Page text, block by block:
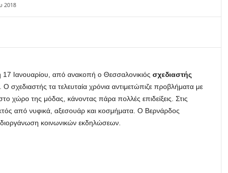
2018
Ιανουαρίου, από ανακοπή ο Θεσσαλονικιός σχεδιαστής
Ο σχεδιαστής τα τελευταία χρόνια αντιμετώπιζε προβλήματα με
χώρο της μόδας, κάνοντας πάρα πολλές επιδείξεις. Στις
από νυφικά, αξεσουάρ και κοσμήματα. Ο Βερνάρδος
διοργάνωση κοινωνικών εκδηλώσεων.